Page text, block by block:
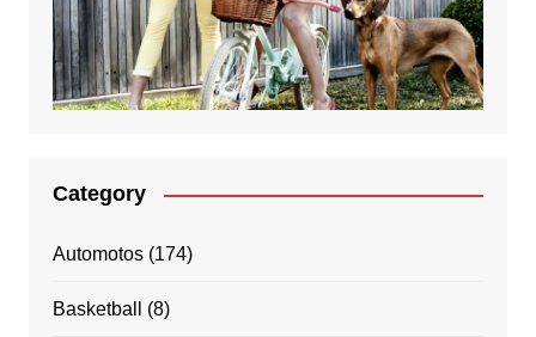
Category
Automotos(174)
Basketball (8)